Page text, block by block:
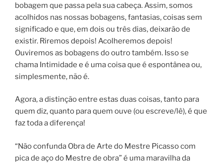
bobagem que passa pela sua cabeça. Assim, somos
acolhidos nas nossas bobagens, fantasias, coisas sem
significado e que, em dois ou três dias, deixarão de
existir. Riremos depois! Acolheremos depois!
Ouviremos as bobagens do outro também. Isso se
chama Intimidade e é uma coisa que é espontânea ou,
simplesmente, não é.
Agora, a distinção entre estas duas coisas, tanto para
quem diz, quanto para quem ouve (ou escreve/lê), é que
faz toda a diferença!
“Não confunda Obra de Arte do Mestre Picasso com
pica de aço do Mestre de obra” é uma maravilha da